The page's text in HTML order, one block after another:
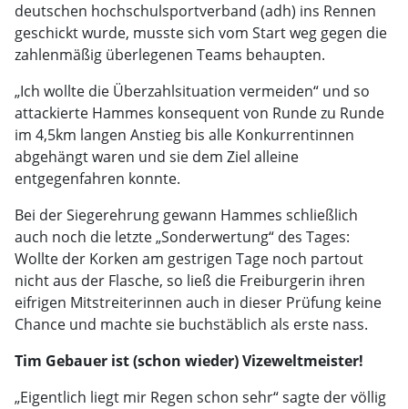
deutschen hochschulsportverband (adh) ins Rennen
geschickt wurde, musste sich vom Start weg gegen die
zahlenmäßig überlegenen Teams behaupten.
„Ich wollte die Überzahlsituation vermeiden“ und so
attackierte Hammes konsequent von Runde zu Runde
im 4,5km langen Anstieg bis alle Konkurrentinnen
abgehängt waren und sie dem Ziel alleine
entgegenfahren konnte.
Bei der Siegerehrung gewann Hammes schließlich
auch noch die letzte „Sonderwertung“ des Tages:
Wollte der Korken am gestrigen Tage noch partout
nicht aus der Flasche, so ließ die Freiburgerin ihren
eifrigen Mitstreiterinnen auch in dieser Prüfung keine
Chance und machte sie buchstäblich als erste nass.
Tim Gebauer ist (schon wieder) Vizeweltmeister!
„Eigentlich liegt mir Regen schon sehr“ sagte der völlig